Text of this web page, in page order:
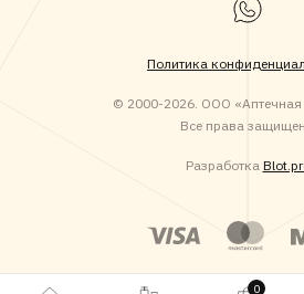
Политика
© 2000-2026. ООО «Аптечная
Все права
Разработка
0